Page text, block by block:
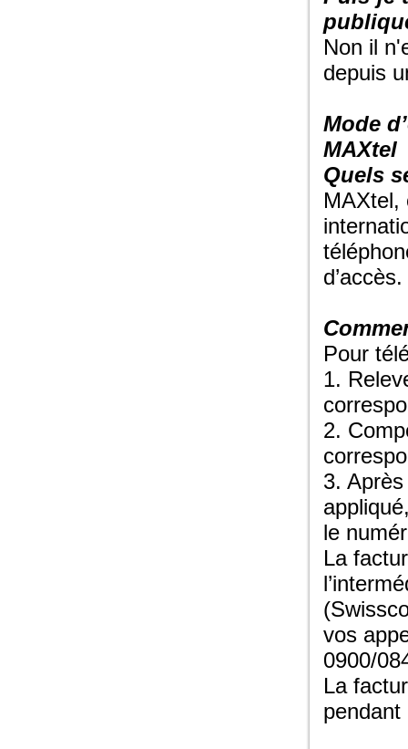
Non il
depuis
Mode
MAXtel
Quels
MAXtel,
d’accès.
Pour
1.
2.
3.
le
La
vos
0900/
La